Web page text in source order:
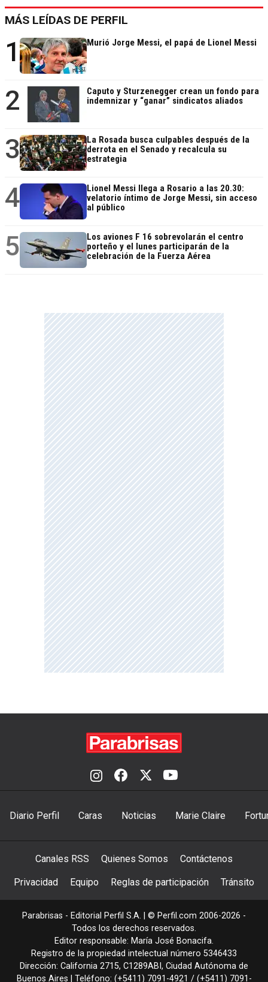
MÁS LEÍDAS DE PERFIL
1 Murió Jorge Messi, el papá de Lionel Messi
2
Caputo y Sturzenegger crean un fondo para
indemnizar y “ganar” sindicatos aliados
3
La Rosada busca culpables después de la
derrota en el Senado y recalcula su
estrategia
4
Lionel Messi llega a Rosario a las 20.30:
velatorio íntimo de Jorge Messi, sin acceso
al público
5
Los aviones F 16 sobrevolarán el centro
porteño y el lunes participarán de la
celebración de la Fuerza Aérea
Diario Perfil Caras Noticias Marie Claire
Canales RSS Quienes Somos Contáctenos
Privacidad Equipo Reglas de participación Tránsito
Parabrisas - Editorial Perfil S.A. | © Perfil.com 2006-2026 -
Todos los derechos reservados.
Editor responsable: María José Bonacifa.
Registro de la propiedad intelectual número 5346433
Dirección: California 2715, C1289ABI , Ciudad Autónoma de
Buenos Aires | Teléfono: (+5411) 7091-4921 / (+5411) 7091-